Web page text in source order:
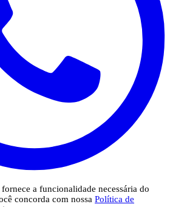
a funcionalidade necessária do
concorda com nossa Política de